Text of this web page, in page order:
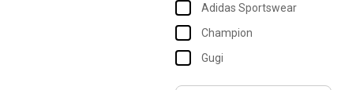
Adidas Sportswear
Champion
Gugi
Havaianas